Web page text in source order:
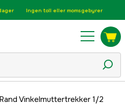
Ingen toll eller momsgebyrer
Vinkelmuttertrekker 1/2